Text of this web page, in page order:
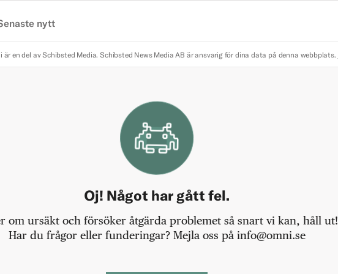
nytt
är en del av Schibsted Media. Schibsted News Media AB är ansvarig för dina data på denna webbplats.
Oj! Något har gått fel.
om ursäkt och försöker åtgärda problemet så snart vi kan, håll ut!
Har du frågor eller funderingar? Mejla oss på info@omni.se